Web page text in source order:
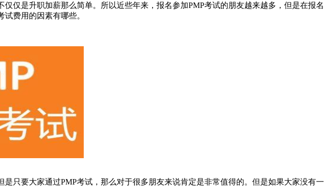
仅是升职加薪那么简单。所以近些年来，报名参加PMP考试的朋友越来越多，但是在报名
试费用的因素有哪些。
只要大家通过PMP考试，那么对于很多朋友来说肯定是非常值得的。但是如果大家没有一